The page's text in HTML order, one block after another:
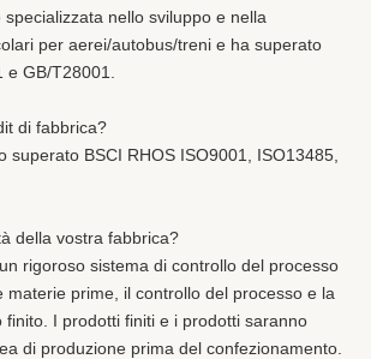
nello sviluppo e nella
per aerei/autobus/treni e ha superato
GB/T28001.
di fabbrica?
superato BSCI RHOS ISO9001, ISO13485,
della vostra fabbrica?
rigoroso sistema di controllo del processo
materie prime, il controllo del processo e la
finito. I prodotti finiti e i prodotti saranno
di produzione prima del confezionamento.